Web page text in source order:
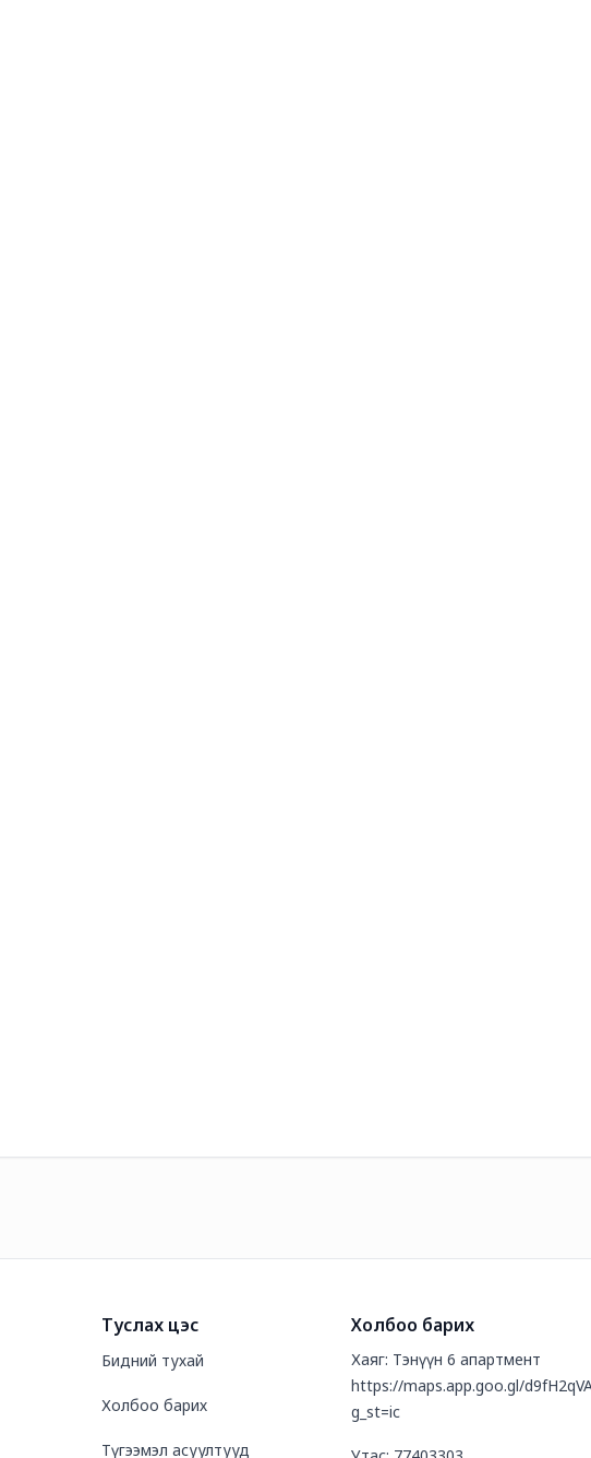
Туслах цэс
Бидний тухай
Холбоо барих
Түгээмэл асуултууд
Холбоо барих
Хаяг: Тэнүүн 6 апартмент
https://maps.app.goo.gl/
g_st=ic